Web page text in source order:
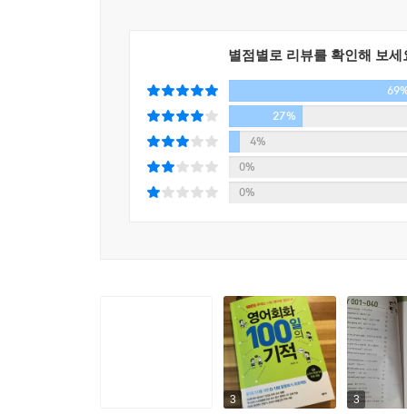
6. 저자 직강 녹음강의
눈으로 보고 귀로 들으며 입으로 말하는 3단계 학
별점별로 리뷰를 확인해 보세
27%
4%
0%
0%
3 3